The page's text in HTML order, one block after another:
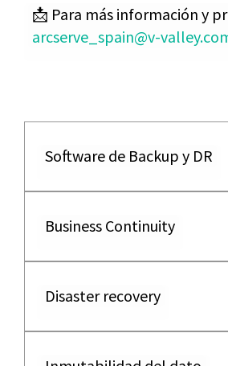
📩 Para más información y
arcserve_spain@v-
Software de Backup y DR
Business Continuity
Disaster recovery